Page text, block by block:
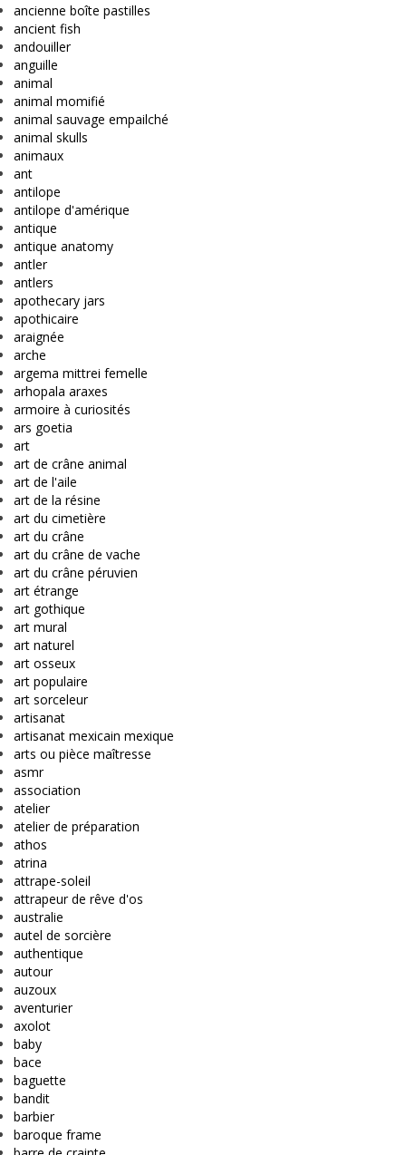
ancienne boîte pastilles
ancient fish
andouiller
anguille
animal
animal momifié
animal sauvage empailché
animal skulls
animaux
ant
antilope
antilope d'amérique
antique
antique anatomy
antler
antlers
apothecary jars
apothicaire
araignée
arche
argema mittrei femelle
arhopala araxes
armoire à curiosités
ars goetia
art
art de crâne animal
art de l'aile
art de la résine
art du cimetière
art du crâne
art du crâne de vache
art du crâne péruvien
art étrange
art gothique
art mural
art naturel
art osseux
art populaire
art sorceleur
artisanat
artisanat mexicain mexique
arts ou pièce maîtresse
asmr
association
atelier
atelier de préparation
athos
atrina
attrape-soleil
attrapeur de rêve d'os
australie
autel de sorcière
authentique
autour
auzoux
aventurier
axolot
baby
bace
baguette
bandit
barbier
baroque frame